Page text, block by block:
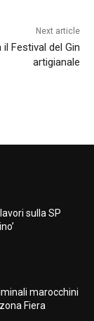
Next article
il Festival del Gin
artigianale
sulla SP
marocchini
Fiera